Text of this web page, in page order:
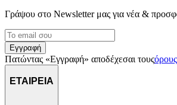
Γράψου στο Νewsletter μας για νέα &
Εγγραφή
Πατώντας «Εγγραφή» αποδέχεσαι τους
ΕΤΑΙΡΕΙΑ